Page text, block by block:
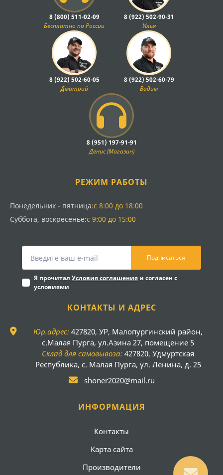
8 (800) 511-02-09
Бесплатно по России
8 (922) 502-90-31
Илья
8 (922) 502-60-05
Дмитрий
8 (922) 502-60-79
Вадим
8 (951) 197-91-91
Денис (Магазин)
РЕЖИМ РАБОТЫ
Понедельник - пятница:с 8:00 до 18:00
Суббота, воскресенье:с 9:00 до 15:00
Подписаться
Я прочитал Условия соглашения и согласен с
условиями
КОНТАКТЫ И АДРЕС
Юр.адрес: 427820, УР, Малопургинский район,
с.Малая Пурга, ул.Азина 27, помещение 5
Склад для самовывоза: 427820, Удмуртская
Республика, с. Малая Пурга, ул. Ленина, д. 25
shoner2020@mail.ru
ИНФОРМАЦИЯ
Контакты
Карта сайта
Производители